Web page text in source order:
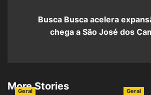
Busca Busca acelera
chega a São José dos
More Stories
Geral Geral